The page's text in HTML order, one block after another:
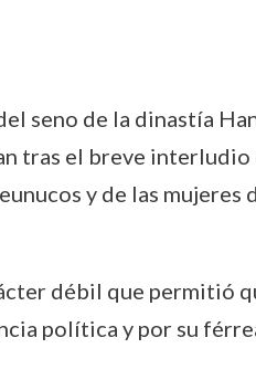
seno de la dinastía
tras el breve interludio
y de las mujeres
débil que permitió
política y por su